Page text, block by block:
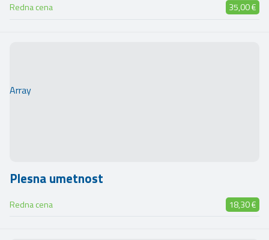
Redna cena 35,00 €
Array
Plesna umetnost
Redna cena 18,30 €